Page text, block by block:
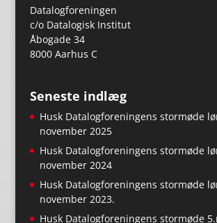
Datalogforeningen
c/o Datalogisk Institut
Åbogade 34
8000 Aarhus C
Seneste indlæg
Husk Datalogforeningens stormøde
november 2025
Husk Datalogforeningens stormøde
november 2024
Husk Datalogforeningens stormøde
november 2023.
Husk Datalogforeningens stormøde